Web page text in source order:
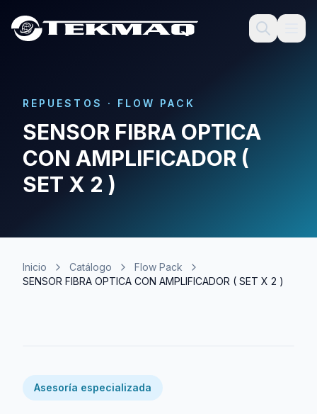
REPUESTOS · FLOW PACK
SENSOR FIBRA OPTICA
CON AMPLIFICADOR (
SET X 2 )
Inicio Catálogo
Flow Pack
SENSOR FIBRA OPTICA CON AMPLIFICADOR ( SET X 2 )
Asesoría especializada